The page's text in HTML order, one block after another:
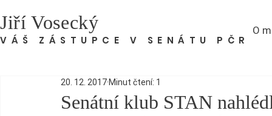
Jiří Vosecký
VÁŠ ZÁSTUPCE V SENÁTU PČR
O
Senátní klub STAN
20. 12. 2017 Minut čtení: 1